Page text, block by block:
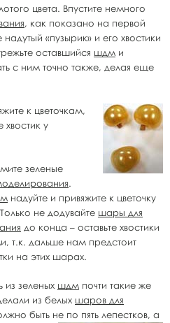
цвета. Впустите немного
, как показано на первой
«пузырик» и его хвостики
оставшийся шдм и
с ним точно также, делая еще
к цветочкам,
хвостик у
зеленые
.
надуйте и привяжите к цветочку
не додувайте шары для
до конца – оставьте хвостики
т.к. дальше нам предстоит
на этих шарах.
из зеленых шдм почти такие же
из белых шаров для
быть не по пять лепестков, а